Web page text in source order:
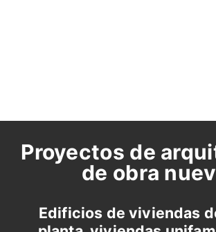
Proyectos de
de obra
Edificios de viviendas